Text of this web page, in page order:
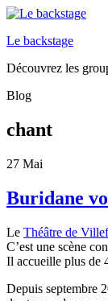
Le backstage
Découvrez les
Blog
chant
27 Mai
Buridane
Le Théâtre de
C’est une scène
Il accueille plus de
Depuis septembre